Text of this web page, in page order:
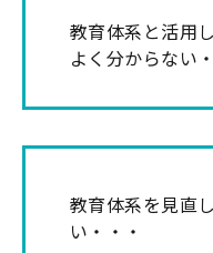
教育体系と活用
よく分からない
教育体系を見直
い・・・